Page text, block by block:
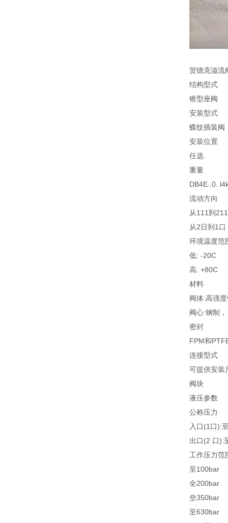
贺德克溢流
结构型式
锥型座阀
安装型式
蝶纹插装阀
安装位置
任选.
重量
DB4E..0.
流动方向
从111到
从2日到1
环境温度范
低: -20C
高: +80C
材料
阀体:高强
阀心:钢制
密封
FPM和
连接型式
可提供安装
阀块
液压参数
公称压力
入口(1口):
出口(2 口):
工作压力范
至100bar
全200bar
垒350bar
至630bar